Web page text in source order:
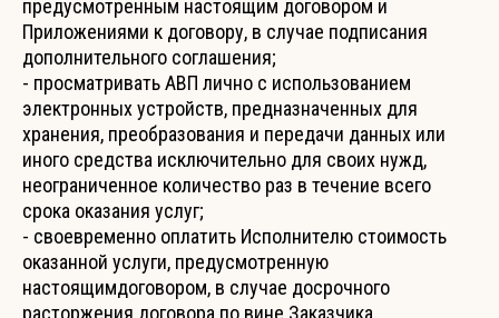
предусмотренным настоящим договором и
Приложениями к договору, в случае подписания
дополнительного соглашения;
- просматривать АВП лично с использованием
электронных устройств, предназначенных для
хранения, преобразования и передачи данных или
иного средства исключительно для своих нужд,
неограниченное количество раз в течение всего
срока оказания услуг;
- своевременно оплатить Исполнителю стоимость
оказанной услуги, предусмотренную
настоящимдоговором, в случае досрочного
расторжения договора по вине Заказчика.